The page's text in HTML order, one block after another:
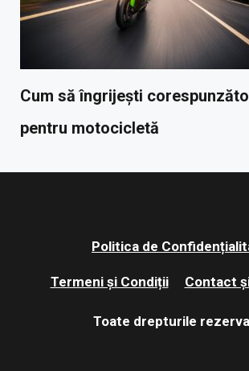
Cum să îngrijești
pentru motocicletă
Politica de
Termeni și Condiții Contact
Toate drepturile